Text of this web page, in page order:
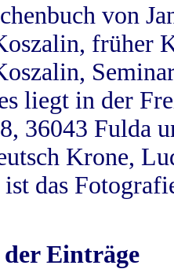
von
früher
liegt in der
36043 Fulda
Krone,
das
Einträge